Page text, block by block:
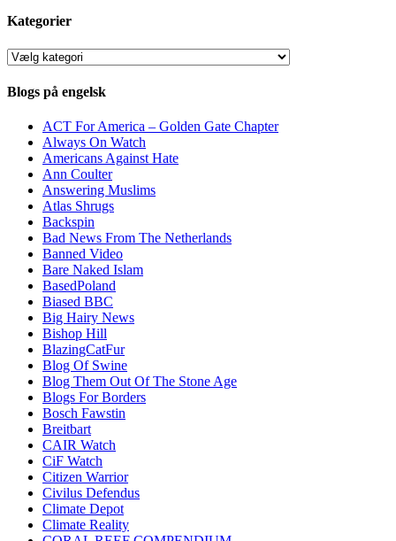
Kategorier
Kategorier
Blogs på engelsk
ACT For America – Golden Gate Chapter
Always On Watch
Americans Against Hate
Ann Coulter
Answering Muslims
Atlas Shrugs
Backspin
Bad News From The Netherlands
Banned Video
Bare Naked Islam
BasedPoland
Biased BBC
Big Hairy News
Bishop Hill
BlazingCatFur
Blog Of Swine
Blog Them Out Of The Stone Age
Blogs For Borders
Bosch Fawstin
Breitbart
CAIR Watch
CiF Watch
Citizen Warrior
Civilus Defendus
Climate Depot
Climate Reality